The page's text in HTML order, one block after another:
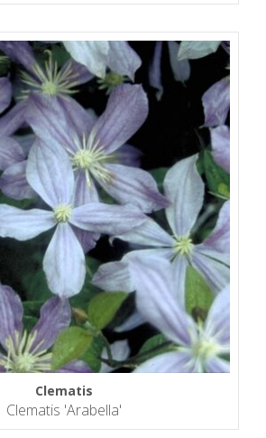
Clematis
Clematis 'Arabella'